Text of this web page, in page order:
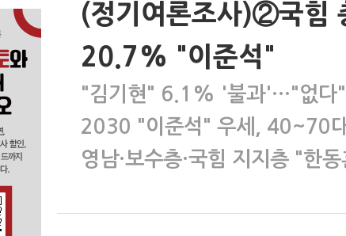
(정기여론조사)②국힘
20.7% "이준석"
"김기현" 6.1% '불과'…"없다
2030 "이준석" 우세, 40~70
영남·보수층·국힘 지지층 "한